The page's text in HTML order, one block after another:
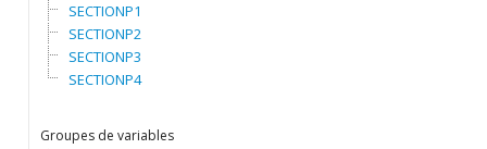
SECTIONP1
SECTIONP2
SECTIONP3
SECTIONP4
Groupes de variables